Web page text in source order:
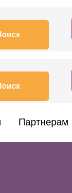
Партнерам